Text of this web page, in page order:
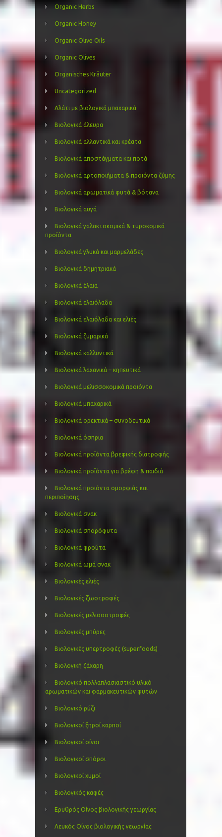
Organic Herbs
Organic Honey
Organic Olive Oils
Organic Olives
Organisches Kräuter
Uncategorized
Αλάτι με βιολογικά μπαχαρικά
Βιολογικά άλευρα
Βιολογικά αλλαντικά και κρέατα
Βιολογικά αποστάγματα και ποτά
Βιολογικά αρτοποιήματα & προϊόντα ζύμης
Βιολογικά αρωματικά φυτά & βότανα
Βιολογικά αυγά
Βιολογικά γαλακτοκομικά & τυροκομικά
προϊόντα
Βιολογικά γλυκά και μαρμελάδες
Βιολογικά δημητριακά
Βιολογικά έλαια
Βιολογικά ελαιόλαδα
Βιολογικά ελαιόλαδα και ελιές
Βιολογικά ζυμαρικά
Βιολογικά καλλυντικά
Βιολογικά λαχανικά – κηπευτικά
Βιολογικά μελισσοκομικά προιόντα
Βιολογικά μπαχαρικά
Βιολογικά ορεκτικά – συνοδευτικά
Βιολογικά όσπρια
Βιολογικά προϊόντα βρεφικής διατροφής
Βιολογικά προϊόντα για βρέφη & παιδιά
Βιολογικά προιόντα ομορφιάς και
περιποίησης
Βιολογικά σνακ
Βιολογικά σπορόφυτα
Βιολογικά φρούτα
Βιολογικά ωμά σνακ
Βιολογικές ελιές
Βιολογικές ζωοτροφές
Βιολογικές μελισσοτροφές
Βιολογικές μπύρες
Βιολογικές υπερτροφές (superfoods)
Βιολογική ζάχαρη
Βιολογικό πολλαπλασιαστικό υλικό
αρωματικών και φαρμακευτικών φυτών
Βιολογικό ρύζι
Βιολογικοί ξηροί καρποί
Βιολογικοί οίνοι
Βιολογικοί σπόροι
Βιολογικοί χυμοί
Βιολογικός καφές
Ερυθρός Οίνος βιολογικής γεωργίας
Λευκός Οίνος βιολογικής γεωργίας